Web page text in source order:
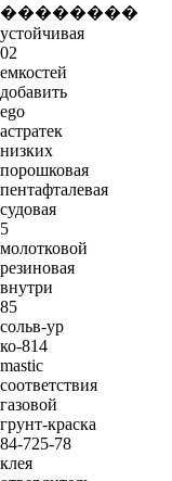
��������
устойчивая
02
емкостей
добавить
ego
астратек
низких
порошковая
пентафталевая
судовая
5
молотковой
резиновая
внутри
85
сольв-ур
ко-814
mastic
соответствия
газовой
грунт-краска
84-725-78
клея